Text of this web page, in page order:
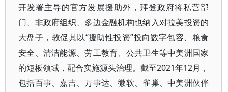
开发署主导的官方发展援助外，拜登政府将私营部
门、非政府组织、多边金融机构也纳入对拉美投资的
大盘子，敦促其以“援助性投资”投向数字包容、粮食
安全、清洁能源、劳工教育、公共卫生等中美洲国家
的短板领域，配合实施源头治理。截至2021年12月，
包括百事、嘉吉、万事达、微软、雀巢、中美洲伙伴